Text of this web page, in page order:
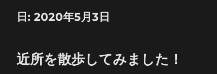
日:2020年5月3日
近所を散歩してみました！